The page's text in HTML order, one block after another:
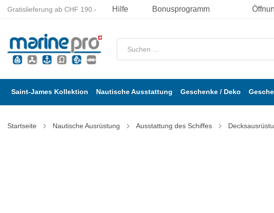
Gratislieferung ab CHF 190.- Hilfe Bonusprogramm
Saint-James Kollektion Nautische Ausstattung Geschenke / Deko
Startseite Nautische Ausrüstung Ausstattung des Schiffes